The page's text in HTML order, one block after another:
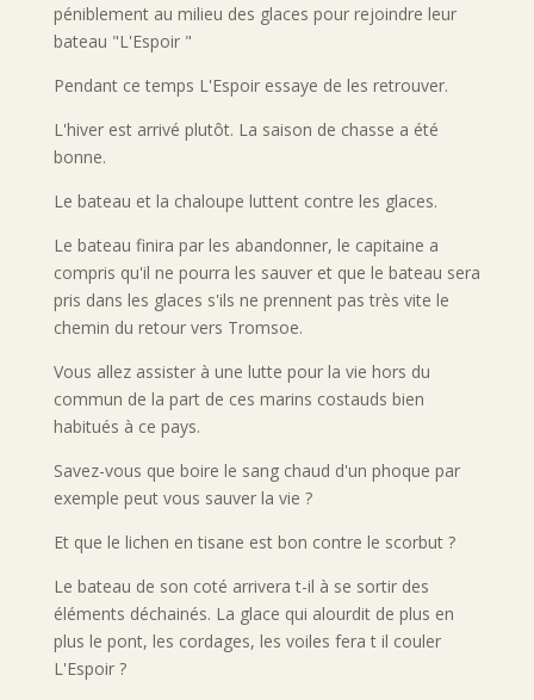
péniblement au milieu des glaces pour rejoindre leur
bateau "L'Espoir "
Pendant ce temps L'Espoir essaye de les retrouver.
L'hiver est arrivé plutôt. La saison de chasse a été
bonne.
Le bateau et la chaloupe luttent contre les glaces.
Le bateau finira par les abandonner, le capitaine a
compris qu'il ne pourra les sauver et que le bateau sera
pris dans les glaces s'ils ne prennent pas très vite le
chemin du retour vers Tromsoe.
Vous allez assister à une lutte pour la vie hors du
commun de la part de ces marins costauds bien
habitués à ce pays.
Savez-vous que boire le sang chaud d'un phoque par
exemple peut vous sauver la vie ?
Et que le lichen en tisane est bon contre le scorbut ?
Le bateau de son coté arrivera t-il à se sortir des
éléments déchainés. La glace qui alourdit de plus en
plus le pont, les cordages, les voiles fera t il couler
L'Espoir ?